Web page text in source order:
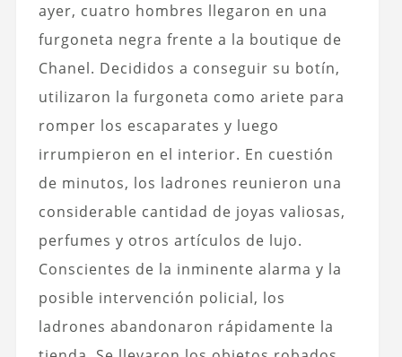
ayer, cuatro hombres llegaron en una
furgoneta negra frente a la boutique de
Chanel. Decididos a conseguir su botín,
utilizaron la furgoneta como ariete para
romper los escaparates y luego
irrumpieron en el interior. En cuestión
de minutos, los ladrones reunieron una
considerable cantidad de joyas valiosas,
perfumes y otros artículos de lujo.
Conscientes de la inminente alarma y la
posible intervención policial, los
ladrones abandonaron rápidamente la